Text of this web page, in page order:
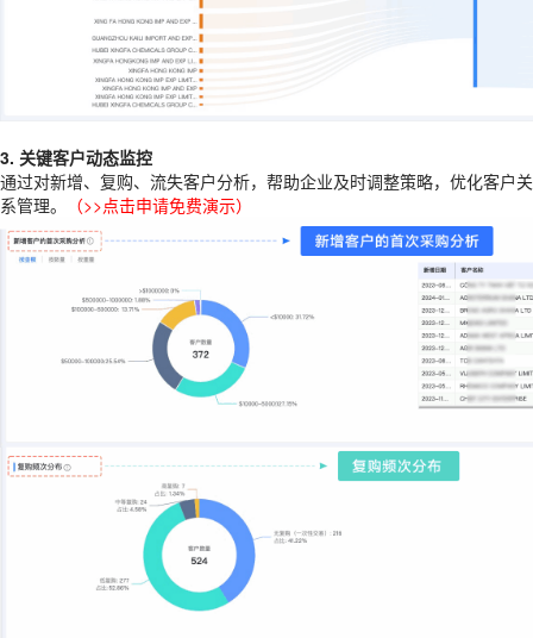
3. 关键客户动态监控
通过对新增、复购、流失客户分析，帮助企业及时调整策略，优化客户关
系管理。
（>>点击申请免费演示）